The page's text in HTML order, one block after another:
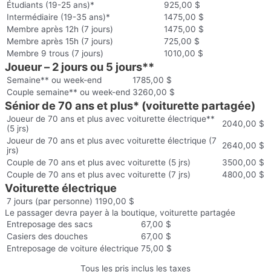
Étudiants (19-25 ans)*
925,00 $
Intermédiaire (19-35 ans)*
1475,00 $
Membre après 12h (7 jours) ​
1475,00 $
Membre après 15h (7 jours) ​
725,00 $
Membre 9 trous (7 jours)
1010,00 $
Joueur – 2 jours ou 5 jours**
Semaine** ou week-end
1785,00 $
Couple semaine** ou week-end 3260,00 $
Sénior de 70 ans et plus* (voiturette partagée)
Joueur de 70 ans et plus avec voiturette électrique**
(5 jrs)
2040,00 $
Joueur de 70 ans et plus avec voiturette électrique (7
jrs)
2640,00 $
Couple de 70 ans et plus avec voiturette (5 jrs)
3500,00 $
Couple de 70 ans et plus avec voiturette (7 jrs)
4800,00 $
Voiturette électrique
7 jours (par personne) 1190,00 $
Le passager devra payer à la boutique, voiturette partagée
Entreposage des sacs
67,00 $
Casiers des douches
67,00 $
Entreposage de voiture électrique 75,00 $
Tous les pris inclus les taxes